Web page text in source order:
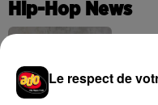
Hip-Hop News
Le respect de